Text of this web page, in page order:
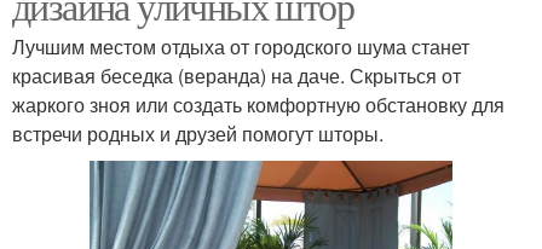
Лучшим местом отдыха от городского шума станет
красивая беседка (веранда) на даче. Скрыться от
жаркого зноя или создать комфортную обстановку для
встречи родных и друзей помогут шторы.